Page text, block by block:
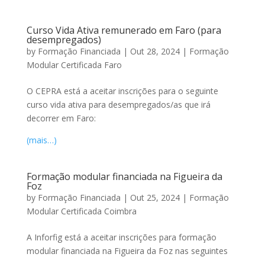
Curso Vida Ativa remunerado em Faro (para
desempregados)
by Formação Financiada | Out 28, 2024| Formação
Modular Certificada Faro
O CEPRA está a aceitar inscrições para o seguinte
curso vida ativa para desempregados/as que irá
decorrer em Faro:
(mais…)
Formação modular financiada na Figueira da
Foz
by Formação Financiada | Out 25, 2024| Formação
Modular Certificada Coimbra
A Inforfig está a aceitar inscrições para formação
modular financiada na Figueira da Foz nas seguintes